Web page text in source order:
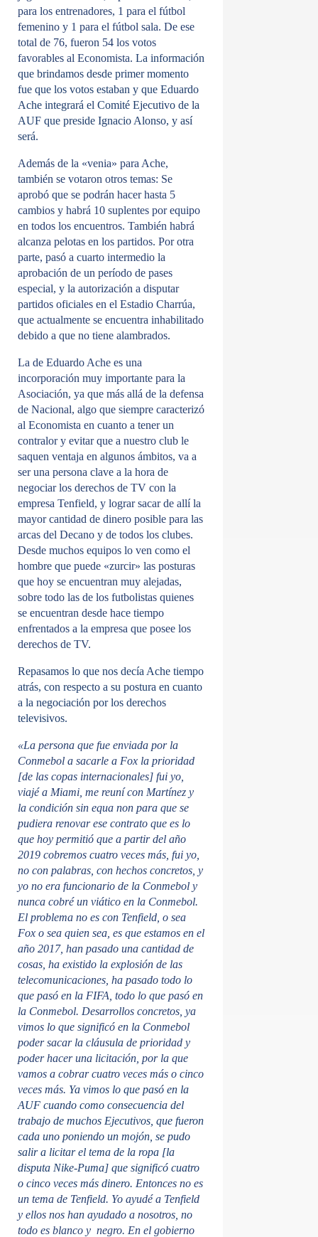
para los entrenadores, 1 para el fútbol
femenino y 1 para el fútbol sala. De ese
total de 76, fueron 54 los votos
favorables al Economista. La información
que brindamos desde primer momento
fue que los votos estaban y que Eduardo
Ache integrará el Comité Ejecutivo de la
AUF que preside Ignacio Alonso, y así
será.
Además de la «venia» para Ache,
también se votaron otros temas: Se
aprobó que se podrán hacer hasta 5
cambios y habrá 10 suplentes por equipo
en todos los encuentros. También habrá
alcanza pelotas en los partidos. Por otra
parte, pasó a cuarto intermedio la
aprobación de un período de pases
especial, y la autorización a disputar
partidos oficiales en el Estadio Charrúa,
que actualmente se encuentra inhabilitado
debido a que no tiene alambrados.
La de Eduardo Ache es una
incorporación muy importante para la
Asociación, ya que más allá de la defensa
de Nacional, algo que siempre caracterizó
al Economista en cuanto a tener un
contralor y evitar que a nuestro club le
saquen ventaja en algunos ámbitos, va a
ser una persona clave a la hora de
negociar los derechos de TV con la
empresa Tenfield, y lograr sacar de allí la
mayor cantidad de dinero posible para las
arcas del Decano y de todos los clubes.
Desde muchos equipos lo ven como el
hombre que puede «zurcir» las posturas
que hoy se encuentran muy alejadas,
sobre todo las de los futbolistas quienes
se encuentran desde hace tiempo
enfrentados a la empresa que posee los
derechos de TV.
Repasamos lo que nos decía Ache tiempo
atrás, con respecto a su postura en cuanto
a la negociación por los derechos
televisivos.
«La persona que fue enviada por la
Conmebol a sacarle a Fox la prioridad
[de las copas internacionales] fui yo,
viajé a Miami, me reuní con Martínez y
la condición sin equa non para que se
pudiera renovar ese contrato que es lo
que hoy permitió que a partir del año
2019 cobremos cuatro veces más, fui yo,
no con palabras, con hechos concretos, y
yo no era funcionario de la Conmebol y
nunca cobré un viático en la Conmebol.
El problema no es con Tenfield, o sea
Fox o sea quien sea, es que estamos en el
año 2017, han pasado una cantidad de
cosas, ha existido la explosión de las
telecomunicaciones, ha pasado todo lo
que pasó en la FIFA, todo lo que pasó en
la Conmebol. Desarrollos concretos, ya
vimos lo que significó en la Conmebol
poder sacar la cláusula de prioridad y
poder hacer una licitación, por la que
vamos a cobrar cuatro veces más o cinco
veces más. Ya vimos lo que pasó en la
AUF cuando como consecuencia del
trabajo de muchos Ejecutivos, que fueron
cada uno poniendo un mojón, se pudo
salir a licitar el tema de la ropa [la
disputa Nike-Puma] que significó cuatro
o cinco veces más dinero. Entonces no es
un tema de Tenfield. Yo ayudé a Tenfield
y ellos nos han ayudado a nosotros, no
todo es blanco y negro. En el gobierno